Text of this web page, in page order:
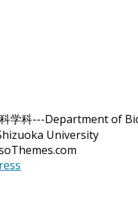
学科---Department of
University